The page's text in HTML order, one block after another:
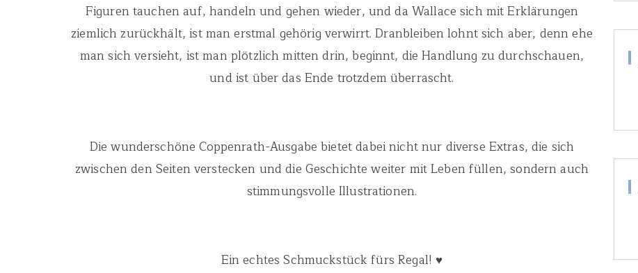
Figuren tauchen auf, handeln und gehen wieder, und da Wallace sich mit Erklärungen
ziemlich zurückhält, ist man erstmal gehörig verwirrt. Dranbleiben lohnt sich aber, denn ehe
man sich versieht, ist man plötzlich mitten drin, beginnt, die Handlung zu durchschauen,
und ist über das Ende trotzdem überrascht.
Die wunderschöne Coppenrath-Ausgabe bietet dabei nicht nur diverse Extras, die sich
zwischen den Seiten verstecken und die Geschichte weiter mit Leben füllen, sondern auch
stimmungsvolle Illustrationen.
Ein echtes Schmuckstück fürs Regal! ♥